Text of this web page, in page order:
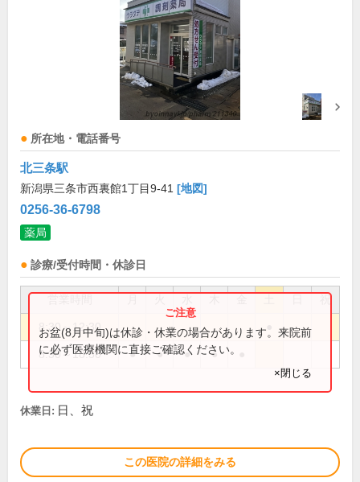
所在地・電話番号
北三条駅
新潟県三条市西裏館1丁目9-41 [地図]
0256-36-6798
薬局
診療/受付時間・休診日
祝
8:30～12:30
8:30～18:30 ● ● ● ●
お盆(8月中旬)は休診・休業の場合があります。来院前
に必ず医療機関に直接ご確認ください。
×閉じる
休業日: 日、祝
この医院の詳細をみる